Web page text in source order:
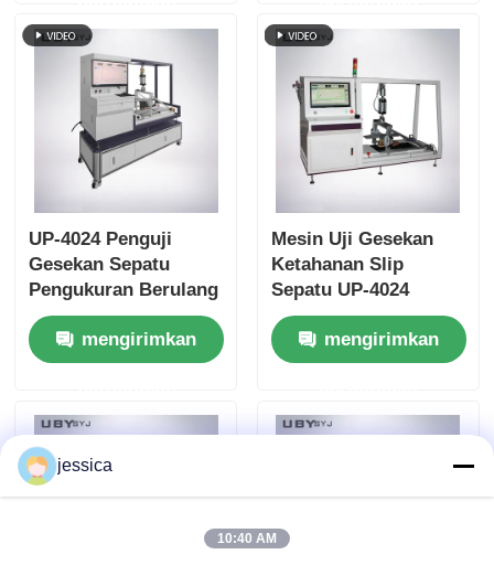
ODM
UP-4024 Penguji
Gesekan Sepatu
Pengukuran Berulang
dengan Tekanan
Maksimum 1000N dan
Kecepatan Uji
mengirimkan
Mesin Uji Gesekan
Ketahanan Slip
Sepatu UP-4024
Sesuai Dengan
ASTMF609
ASTMF2913 SATRA
Tekanan Vertikal
1000N dan Kecepatan
mengirimkan
jessica
10:40 AM